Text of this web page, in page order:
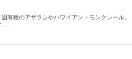
有種のアザラシやハワイアン・モンクレール、
...